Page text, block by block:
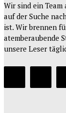
Wir sind ein
auf der Suche
ist. Wir brennen
atemberaubende
unsere Leser